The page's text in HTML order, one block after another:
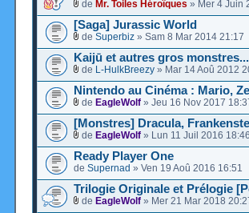
de Mr. Toiles Héroïques » Mer 4 Juin
[Saga] Jurassic World
de Superbiz » Sam 8 Mar 2014 21:17
Kaijū et autres gros monstres...
de L-HulkBreezy » Mar 14 Aoû 2012
Nintendo au Cinéma : Mario,
de EagleWolf » Jeu 16 Nov 2017
[Monstres] Dracula,
de EagleWolf » Lun 11 Juil 2016 18:46
Ready Player One
de Supernad » Ven 19 Aoû 2016 16:51
Trilogie Originale et Prélogie
de EagleWolf » Mer 21 Mar 2018